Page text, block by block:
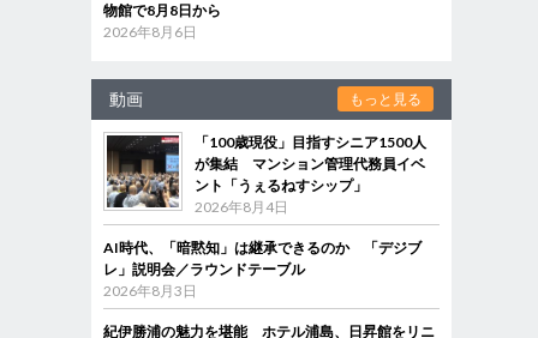
物館で8月8日から
2026年8月6日
動画 もっと見る
「100歳現役」目指すシニア1500人
が集結 マンション管理代務員イベ
ント「うぇるねすシップ」
2026年8月4日
AI時代、「暗黙知」は継承できるのか 「デジブ
レ」説明会／ラウンドテーブル
2026年8月3日
紀伊勝浦の魅力を堪能 ホテル浦島、日昇館をリニ